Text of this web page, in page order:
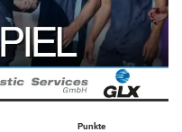
Punkte